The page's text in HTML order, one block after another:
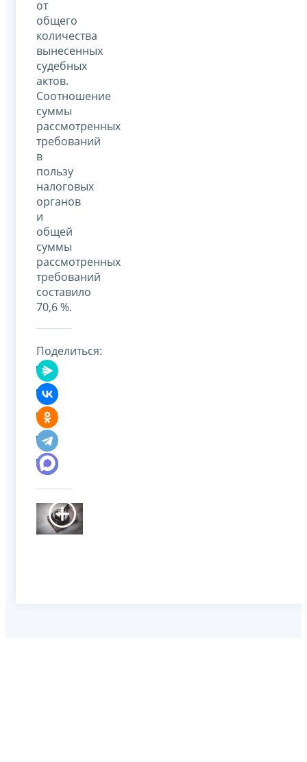
от
общего
количества
вынесенных
судебных
актов.
Соотношение
суммы
рассмотренных
требований
в
пользу
налоговых
органов
и
общей
суммы
рассмотренных
требований
составило
70,6 %.
Поделиться: